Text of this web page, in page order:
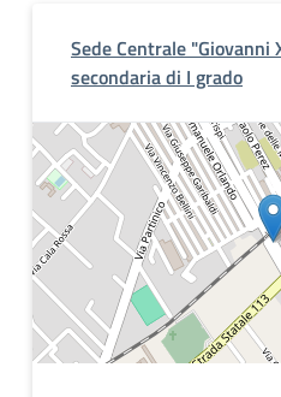
Sede Centrale "Giovanni
secondaria di I grado